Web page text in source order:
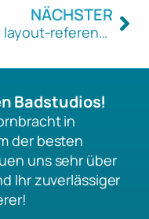
NÄCHSTER
new layout-referenz-vorschau
Badstudios!
in
der besten
uns sehr über
Ihr zuverlässiger